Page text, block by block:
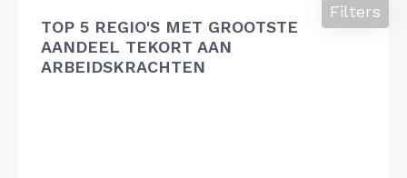
TOP 5 REGIO'S MET GROOTSTE
AANDEEL TEKORT AAN
ARBEIDSKRACHTEN
Filters